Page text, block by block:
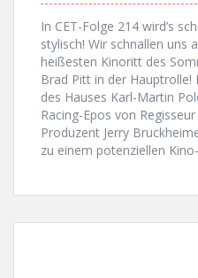
In CET-Folge 214 wird’s
stylisch! Wir schnallen uns
heißesten Kinoritt des
Brad Pitt in der
des Hauses Karl-Martin
Racing-Epos von
Produzent Jerry
zu einem potenziellen